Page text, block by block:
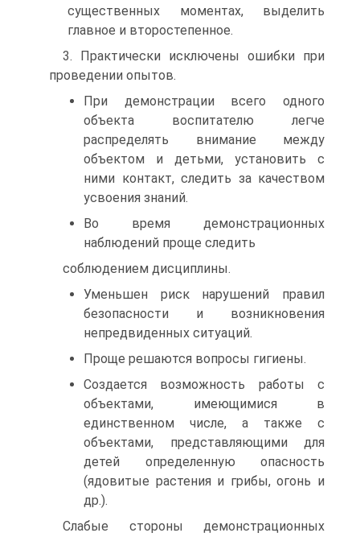
существенных моментах, выделить
главное и второстепенное.
3. Практически исключены ошибки при
проведении опытов.
При демонстрации всего одного
объекта воспитателю легче
распределять внимание между
объектом и детьми, установить с
ними контакт, следить за качеством
усвоения знаний.
Во время демонстрационных
наблюдений проще следить
соблюдением дисциплины.
Уменьшен риск нарушений правил
безопасности и возникновения
непредвиденных ситуаций.
Проще решаются вопросы гигиены.
Создается возможность работы с
объектами, имеющимися в
единственном числе, а также с
объектами, представляющими для
детей определенную опасность
(ядовитые растения и грибы, огонь и
др.).
Слабые стороны демонстрационных